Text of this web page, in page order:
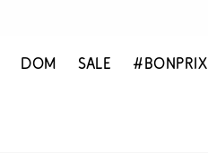
DOM SALE #BONPRIX